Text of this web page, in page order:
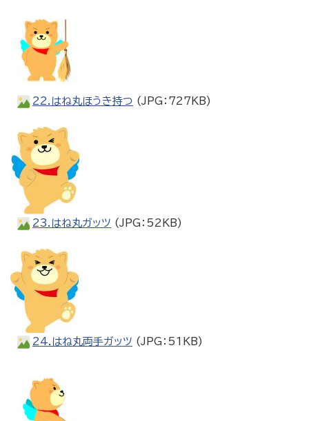
22.はね丸ほうき持つ (JPG：727KB)
23.はね丸ガッツ (JPG：52KB)
24.はね丸両手ガッツ (JPG：51KB)